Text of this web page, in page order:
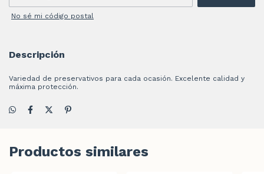
No sé mi código postal
Descripción
Variedad de preservativos para cada ocasión. Excelente calidad y
máxima protección.
Productos similares